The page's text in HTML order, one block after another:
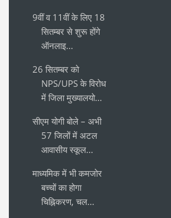
9वीं व 11वीं के लिए 18
सितम्बर से शुरू होंगे
ऑनलाइ...
26 सितम्बर को
NPS/UPS के विरोध
में जिला मुख्यालयो...
सीएम योगी बोले – अभी
57 जिलों में अटल
आवासीय स्कूल...
माध्यमिक में भी कमजोर
बच्चों का होगा
चिह्निकरण, चल...